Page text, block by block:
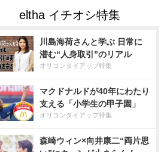
川島海荷さんと学ぶ 日常に
潜む“人身取引”のリアル
オリコンタイアップ特集
マクドナルドが40年にわたり
支える「小学生の甲子園」
オリコンタイアップ特集
森崎ウィン×向井康二“両片思